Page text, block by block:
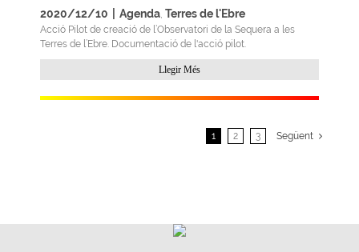
2020/12/10 Agenda, Terres de l'Ebre
Acció Pilot de creació de l’Observatori de la Sequera a les
Terres de l’Ebre. Documentació de l'acció pilot.
Llegir Més
1 2 3 Següent